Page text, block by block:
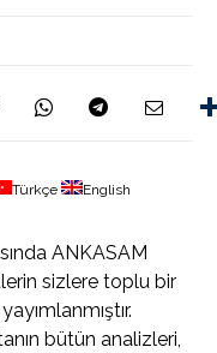
Türkçe English
ANKASAM
sizlere toplu bir
bütün analizleri,